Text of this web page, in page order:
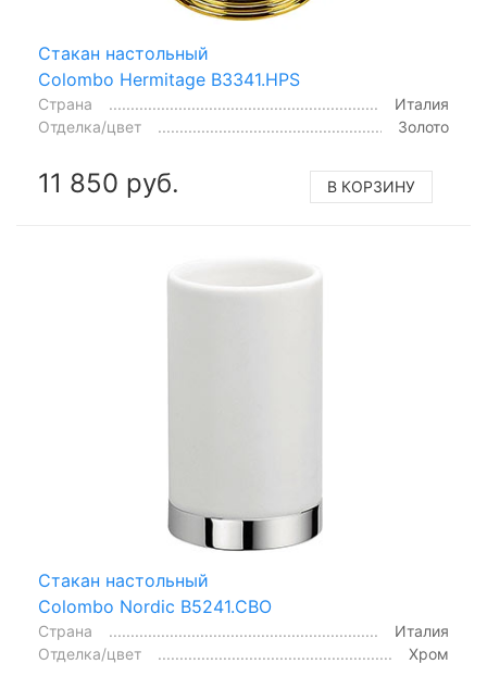
Стакан настольный
Colombo Hermitage B3341.HPS
Страна
Италия
Отделка/цвет
Золото
11 850 руб. В КОРЗИНУ
Стакан настольный
Colombo Nordic B5241.CBO
Страна
Италия
Отделка/цвет
Хром